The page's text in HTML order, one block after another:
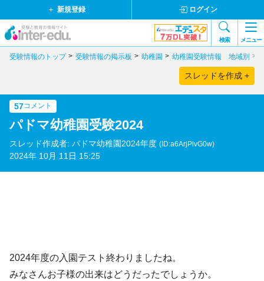
新規登録 ログイン
検索 メニュー
受験情報のトップ 受験情報の掲示板 幼稚園 幼稚園受験情報 地域別
スレッドを作成 +
57コメント
パドマ幼稚園受験2024
スレッド作成者: パドマ幼稚園2024年度 (ID:a6ArjPlvG0w)
2024年 10月 11日 15:25
2024年度の入園テスト終わりましたね。
みなさんお子様の出来はどうだったでしょうか。